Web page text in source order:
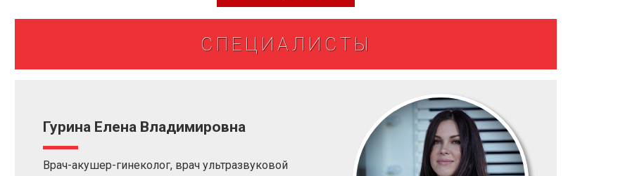
СПЕЦИАЛИСТЫ
Гурина Елена Владимировна
Врач-акушер-гинеколог, врач ультразвуковой